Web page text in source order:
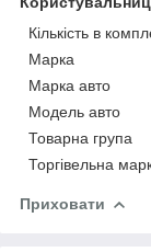
Кількість в
Марка
Марка авто
Модель авто
Товарна група
Торгівельна
Приховати